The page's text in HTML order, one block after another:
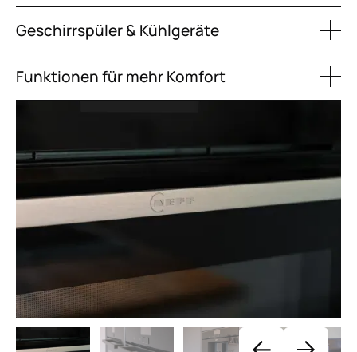
Geschirrspüler & Kühlgeräte
Funktionen für mehr Komfort